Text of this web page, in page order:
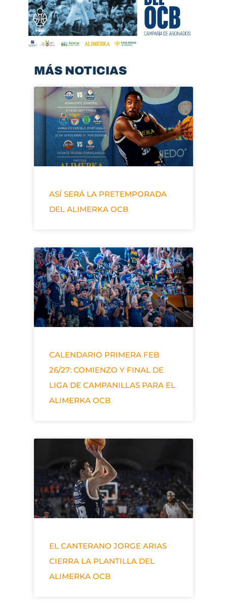
MÁS NOTICIAS
ASÍ SERÁ LA PRETEMPORADA
DEL ALIMERKA OCB
CALENDARIO PRIMERA FEB
26/27: COMIENZO Y FINAL DE
LIGA DE CAMPANILLAS PARA EL
ALIMERKA OCB
EL CANTERANO JORGE ARIAS
CIERRA LA PLANTILLA DEL
ALIMERKA OCB